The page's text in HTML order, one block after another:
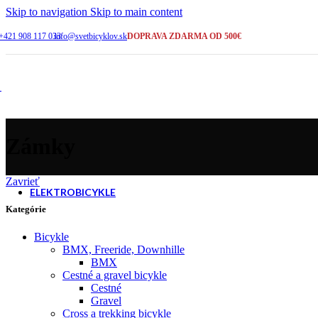
Skip to navigation Skip to main content
908 117 033info@svetbicyklov.skDOPRAVA ZDARMA OD 500€
ŠIROKÝ VÝBER
Galanta
+421 908 117 033
ELEKTROBICYKLE
Cross a trekking
Horské - celoodpružené
Zavrieť
Kategórie
Bicykle
BMX, Freeride, Downhille
BMX
Cestné a gravel bicykle
Cestné
Gravel
Cross a trekking bicykle